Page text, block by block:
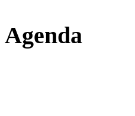
Agenda